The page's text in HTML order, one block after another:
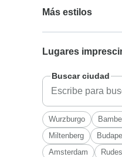
Más estilos
Lugares
Buscar ciudad
Wurzburgo
Miltenberg
Amsterdam